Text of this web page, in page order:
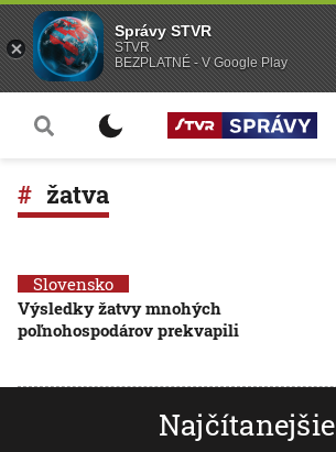
žatva
Slovensko
Výsledky žatvy mnohých
poľnohospodárov prekvapili
Najčítanejšie
Správy STVR
STVR
BEZPLATNÉ - V Google Play